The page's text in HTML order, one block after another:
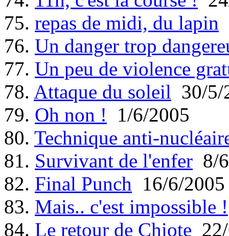
75. repas de midi, du lapin
76. Un danger trop
77. Un peu de violence
78. Attaque du soleil 30/5/
79. Oh non ! 1/6/2005
80. Technique anti-
81. Survivant de l'enfer 8/
82. Final Punch 16/6/2005
83. Mais.. c'est impossible !
84. Le retour de Chiote